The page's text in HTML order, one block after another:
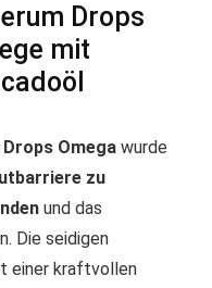
Drops
mit
Omega wurde
zu
und das
Die seidigen
einer kraftvollen